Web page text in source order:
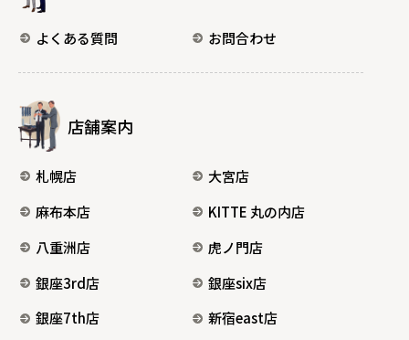
よくある質問 お問合わせ
店舗案内
札幌店
大宮店
麻布本店
KITTE 丸の内店
八重洲店
虎ノ門店
銀座3rd店
銀座six店
銀座7th店
新宿east店